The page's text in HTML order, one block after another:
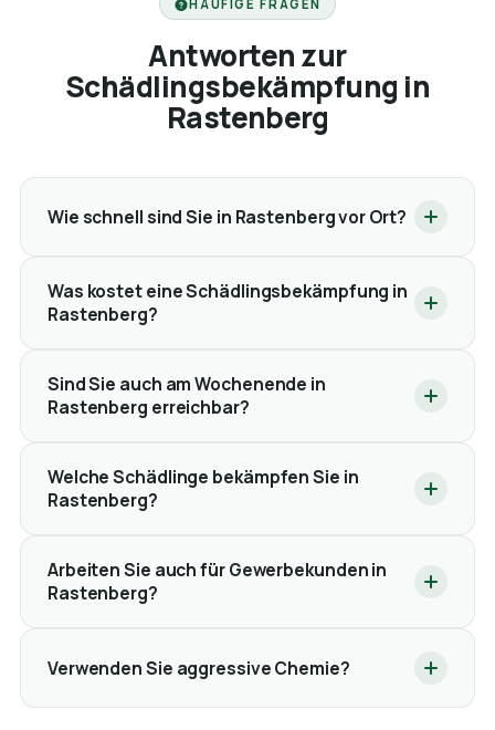
HÄUFIGE FRAGEN
Antworten zur
Schädlingsbekämpfung in
Rastenberg
Wie schnell sind Sie in Rastenberg vor Ort?
Was kostet eine Schädlingsbekämpfung in
Rastenberg?
Sind Sie auch am Wochenende in
Rastenberg erreichbar?
Welche Schädlinge bekämpfen Sie in
Rastenberg?
Arbeiten Sie auch für Gewerbekunden in
Rastenberg?
Verwenden Sie aggressive Chemie?